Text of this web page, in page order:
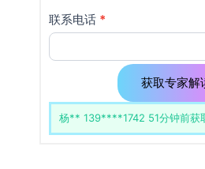
页
使
用
联系电话 *
该字
段请
留
获取专家解
杨** 139****1742 51分钟前获
李** 138****1234 30分钟前获